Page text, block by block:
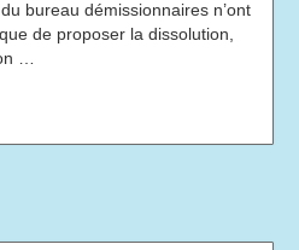
bureau démissionnaires n’ont
de proposer la dissolution,
…